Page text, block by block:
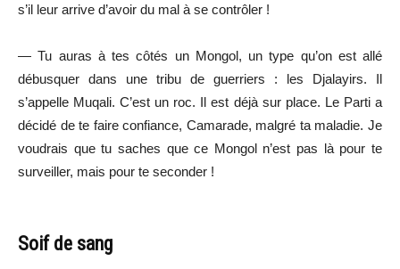
s’il leur arrive d’avoir du mal à se contrôler !
— Tu auras à tes côtés un Mongol, un type qu’on est allé
débusquer dans une tribu de guerriers : les Djalayirs. Il
s’appelle Muqali. C’est un roc. Il est déjà sur place. Le Parti a
décidé de te faire confiance, Camarade, malgré ta maladie. Je
voudrais que tu saches que ce Mongol n’est pas là pour te
surveiller, mais pour te seconder !
Soif de sang